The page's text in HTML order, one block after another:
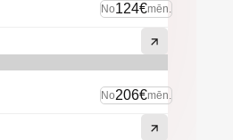
No124€mēn.
No206€mēn.